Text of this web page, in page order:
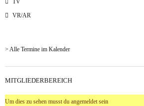
TV
VR/AR
> Alle Termine im Kalender
MITGLIEDERBEREICH
Um dies zu sehen musst du angemeldet sein